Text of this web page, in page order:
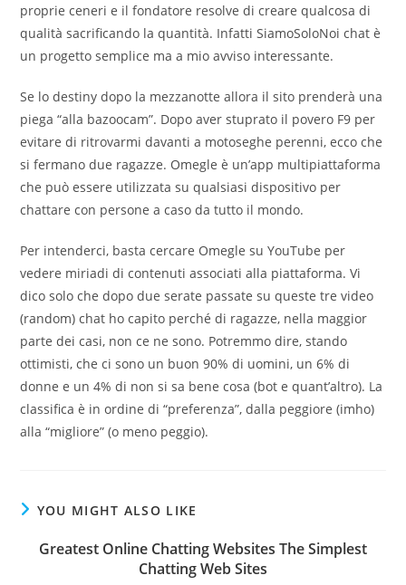
proprie ceneri e il fondatore resolve di creare qualcosa di
qualità sacrificando la quantità. Infatti SiamoSoloNoi chat è
un progetto semplice ma a mio avviso interessante.
Se lo destiny dopo la mezzanotte allora il sito prenderà una
piega “alla bazoocam”. Dopo aver stuprato il povero F9 per
evitare di ritrovarmi davanti a motoseghe perenni, ecco che
si fermano due ragazze. Omegle è un’app multipiattaforma
che può essere utilizzata su qualsiasi dispositivo per
chattare con persone a caso da tutto il mondo.
Per intenderci, basta cercare Omegle su YouTube per
vedere miriadi di contenuti associati alla piattaforma. Vi
dico solo che dopo due serate passate su queste tre video
(random) chat ho capito perché di ragazze, nella maggior
parte dei casi, non ce ne sono. Potremmo dire, stando
ottimisti, che ci sono un buon 90% di uomini, un 6% di
donne e un 4% di non si sa bene cosa (bot e quant’altro). La
classifica è in ordine di “preferenza”, dalla peggiore (imho)
alla “migliore” (o meno peggio).
YOU MIGHT ALSO LIKE
Greatest Online Chatting Websites The Simplest
Chatting Web Sites